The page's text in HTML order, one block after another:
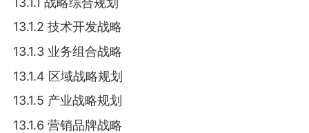
13.1.2 技术开发战略
13.1.3 业务组合战略
13.1.4 区域战略规划
13.1.5 产业战略规划
13.1.6 营销品牌战略